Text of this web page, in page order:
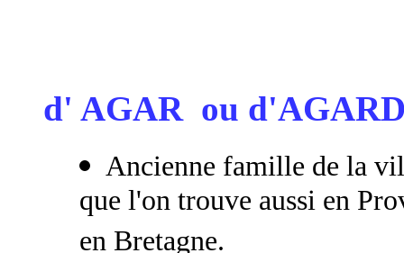
d' AGAR ou
Ancienne famille de la
que l'on trouve aussi en
en Bretagne.